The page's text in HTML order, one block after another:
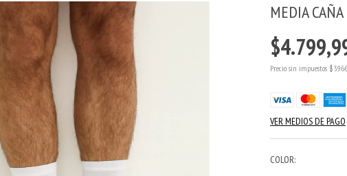
MEDIA
Precio sin impuestos
VER MEDIOS DE PAGO
COLOR: